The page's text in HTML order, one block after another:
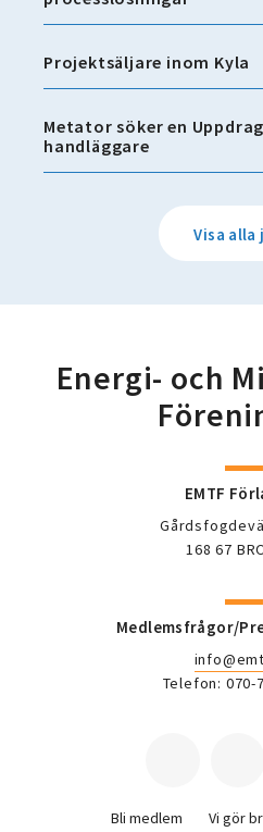
Projektsäljare inom Kyla
Metator söker en
handläggare
Visa alla
Energi- och
EMTF
168 67
Medlemsfrågor/
Telefon: 070-
Bli medlem Vi gör